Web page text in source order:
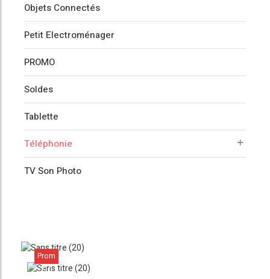
Objets Connectés
Petit Electroménager
PROMO
Soldes
Tablette
Téléphonie
TV Son Photo
Prom
o !